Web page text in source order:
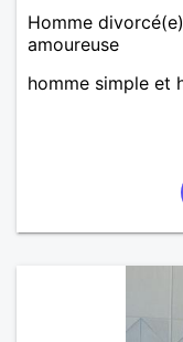
Homme
amoureuse
homme simple et